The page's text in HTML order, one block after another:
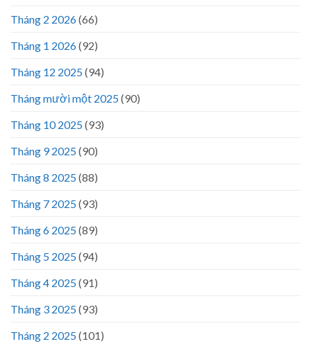
Tháng 2 2026(66)
Tháng 1 2026(92)
Tháng 12 2025(94)
Tháng mười một 2025(90)
Tháng 10 2025(93)
Tháng 9 2025(90)
Tháng 8 2025(88)
Tháng 7 2025(93)
Tháng 6 2025(89)
Tháng 5 2025(94)
Tháng 4 2025(91)
Tháng 3 2025(93)
Tháng 2 2025(101)